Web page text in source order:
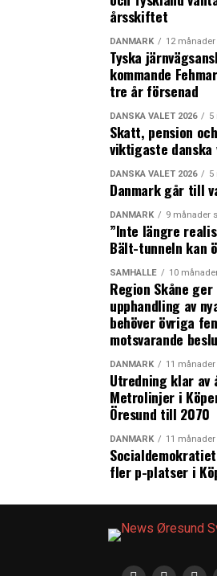
under ledning av Lars Løkke
relation till Dansk Folkeparti och
Morten Messerschmidt är iskall.”
Ännu hopp för
Oväntat nog har Grönlandskrisen
för både Socialdemokratiet och
år låg Moderaterne nära
Folketinget, enligtAltinget.Men
utrikesminister Lars Løkke
framgångsrika hantering av
förtroendet för partiet. Även
Socialdemokrater har ökat starkt
Jakob Nielsen tror däremot inte
Grönlandskrisen kommer vara
“Även om Danmark står inför sin
andra världskriget, med Trumps
kommer inrikespolitiska frågor
Han menar att storleken på den
och hur denna ska finansieras,
under valet. Teman som
I år är det nationella val i både
Folketingsvalet måste hållas inom
senaste, det vill säga senast den 31
årsskiftet
DANMARK 12
Tyska
kommande
tre år försenad
DANSKA VALET 2026 5
Skatt, pension
viktigaste
DANSKA VALET 2026 5
Danmark går till
DANMARK 9 månader
”Inte längre
Bält-tunneln kan
SAMHÄLLE 10
Region Skåne
upphandling av
behöver övriga
motsvarande
DANMARK 11
Utredning klar av
Metrolinjer i
Öresund till 2070
DANMARK 11
fler p-platser i